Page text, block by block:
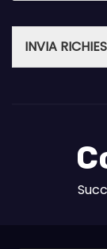
INVIA